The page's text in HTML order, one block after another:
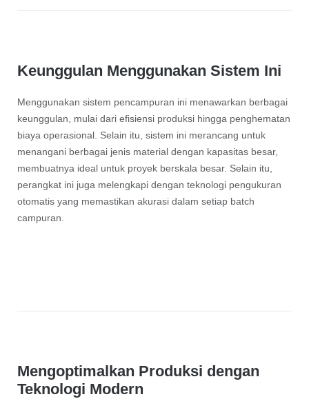
Keunggulan Menggunakan Sistem Ini
Menggunakan sistem pencampuran ini menawarkan berbagai
keunggulan, mulai dari efisiensi produksi hingga penghematan
biaya operasional. Selain itu, sistem ini merancang untuk
menangani berbagai jenis material dengan kapasitas besar,
membuatnya ideal untuk proyek berskala besar. Selain itu,
perangkat ini juga melengkapi dengan teknologi pengukuran
otomatis yang memastikan akurasi dalam setiap batch
campuran.
Mengoptimalkan Produksi dengan
Teknologi Modern